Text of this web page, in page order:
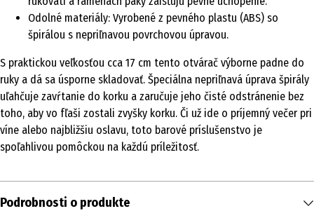
Odolné materiály: Vyrobené z pevného plastu (ABS) so
špirálou s nepriľnavou povrchovou úpravou.
S praktickou veľkosťou cca 17 cm tento otvárač výborne padne do
ruky a dá sa úsporne skladovať. Špeciálna nepriľnavá úprava špirály
uľahčuje zavŕtanie do korku a zaručuje jeho čisté odstránenie bez
toho, aby vo fľaši zostali zvyšky korku. Či už ide o príjemný večer pri
víne alebo najbližšiu oslavu, toto barové príslušenstvo je
spoľahlivou pomôckou na každú príležitosť.
Podrobnosti o produkte